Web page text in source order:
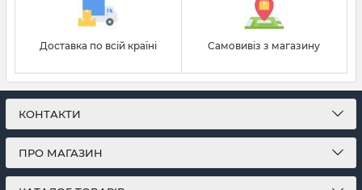
Доставка по всій країні Самовивіз з магазину
КОНТАКТИ
ПРО МАГАЗИН